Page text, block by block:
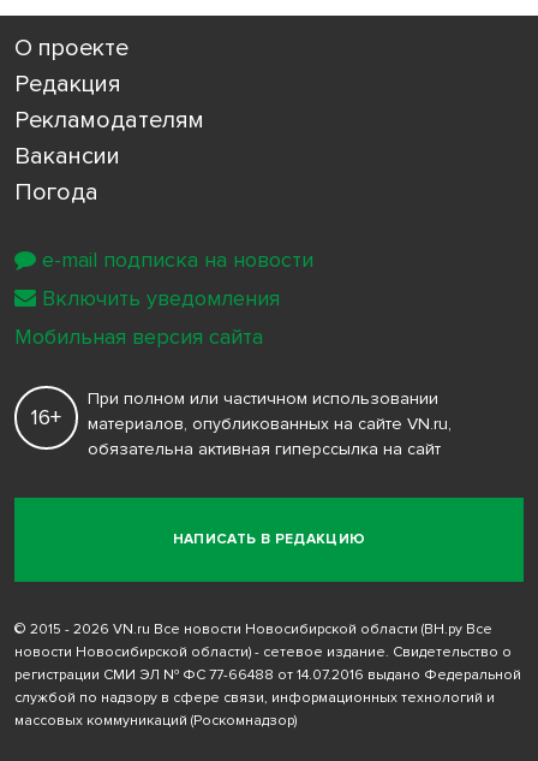
О проекте
Редакция
Рекламодателям
Вакансии
Погода
НАПИСАТЬ В РЕДАКЦИЮ
16+
При полном или частичном использовании
материалов, опубликованных на сайте VN.ru,
обязательна активная гиперссылка на сайт
© 2015 - 2026 VN.ru Все новости Новосибирской области (ВН.ру Все
новости Новосибирской области) - сетевое издание. Свидетельство о
регистрации СМИ ЭЛ № ФС 77-66488 от 14.07.2016 выдано Федеральной
службой по надзору в сфере связи, информационных технологий и
массовых коммуникаций (Роскомнадзор)
e-mail подписка на новости
Включить уведомления
Мобильная версия сайта